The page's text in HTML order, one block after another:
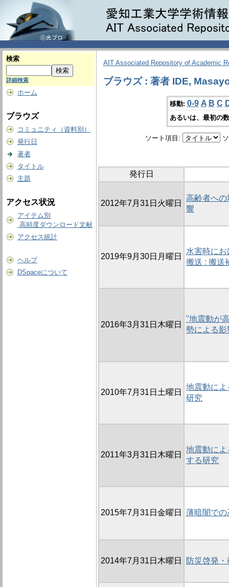
検索
詳細検索
ホーム
ブラウズ
コミュニティ（資料別）
発行日
著者
タイトル
主題
アクセス状況
アイテム別
高頻度ダウンロード文献
アクセス統計
ヘルプ
DSpaceについて
AIT Associated Repository of Academic
ブラウズ : 著者 IDE,
移動: 0-9 A B C
あるいは、最初の
ソート項目:
発行日
2012年7月31日火曜日
高齢者へ
響
2019年9月30日月曜日
水害時に
搬送 : 搬送
2016年3月31日木曜日
"地震動が
勢による
2010年7月31日土曜日
地震動に
研究
2011年3月31日木曜日
地震動に
する研究
2015年7月31日金曜日 薄暗闇で
2014年7月31日木曜日 防災啓発